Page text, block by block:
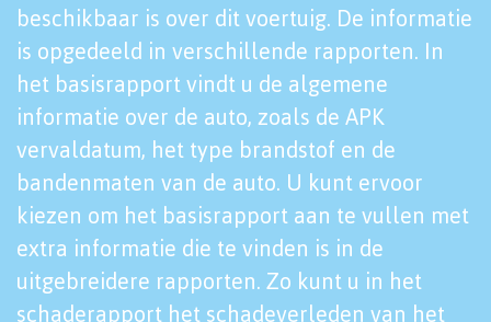
beschikbaar is over dit voertuig. De informatie
is opgedeeld in verschillende rapporten. In
het basisrapport vindt u de algemene
informatie over de auto, zoals de APK
vervaldatum, het type brandstof en de
bandenmaten van de auto. U kunt ervoor
kiezen om het basisrapport aan te vullen met
extra informatie die te vinden is in de
uitgebreidere rapporten. Zo kunt u in het
schaderapport het schadeverleden van het